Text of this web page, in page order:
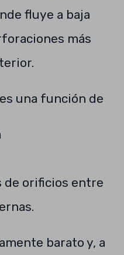
fluye a baja
más
una función de
de orificios entre
barato y, a